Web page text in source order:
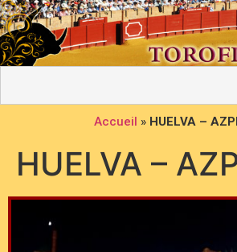
Accueil » HUELVA –
HUELVA –